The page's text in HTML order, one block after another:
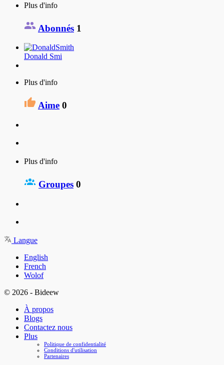
Plus d'info
Abonnés 1
Donald Smi
Plus d'info
Aime 0
Plus d'info
Groupes 0
Langue
English
French
Wolof
© 2026 - Bideew
À propos
Blogs
Contactez nous
Plus
Politique de confidentialité
Conditions d'utilisation
Partenaires